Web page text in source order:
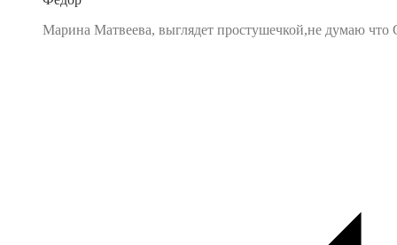
Марина Матвеева, выглядет простушечкой,не думаю что